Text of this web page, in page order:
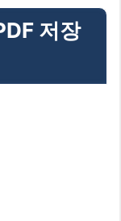
저장